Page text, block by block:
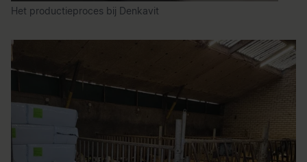
Het productieproces bij Denkavit